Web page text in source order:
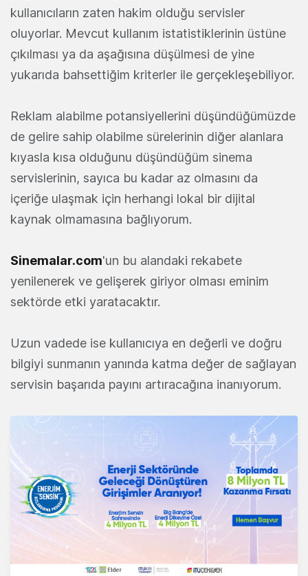
kullanıcıların zaten hakim olduğu servisler
oluyorlar. Mevcut kullanım istatistiklerinin üstüne
çıkılması ya da aşağısına düşülmesi de yine
yukarıda bahsettiğim kriterler ile gerçekleşebiliyor.
Reklam alabilme potansiyellerini düşündüğümüzde
de gelire sahip olabilme sürelerinin diğer alanlara
kıyasla kısa olduğunu düşündüğüm sinema
servislerinin, sayıca bu kadar az olmasını da
içeriğe ulaşmak için herhangi lokal bir dijital
kaynak olmamasına bağlıyorum.
Sinemalar.com'un bu alandaki rekabete
yenilenerek ve gelişerek giriyor olması eminim
sektörde etki yaratacaktır.
Uzun vadede ise kullanıcıya en değerli ve doğru
bilgiyi sunmanın yanında katma değer de sağlayan
servisin başarıda payını artıracağına inanıyorum.